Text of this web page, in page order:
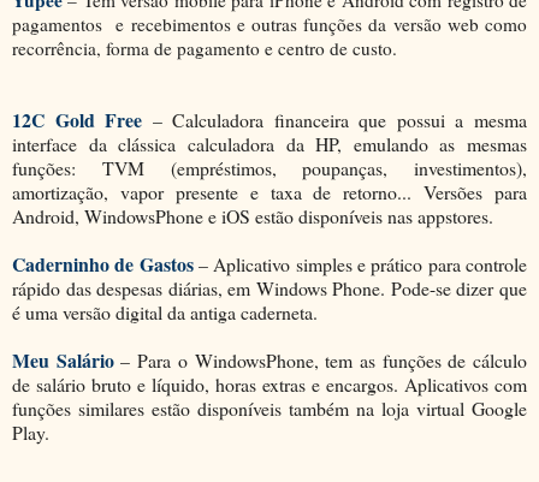
pagamentos e recebimentos e outras funções da versão web como
recorrência, forma de pagamento e centro de custo.
12C Gold Free – Calculadora financeira que possui a mesma
interface da clássica calculadora da HP, emulando as mesmas
funções: TVM (empréstimos, poupanças, investimentos),
amortização, vapor presente e taxa de retorno... Versões para
Android, WindowsPhone e iOS estão disponíveis nas appstores.
Caderninho de Gastos– Aplicativo simples e prático para controle
rápido das despesas diárias, em Windows Phone. Pode-se dizer que
é uma versão digital da antiga caderneta.
Meu Salário– Para o WindowsPhone, tem as funções de cálculo
de salário bruto e líquido, horas extras e encargos. Aplicativos com
funções similares estão disponíveis também na loja virtual Google
Play.